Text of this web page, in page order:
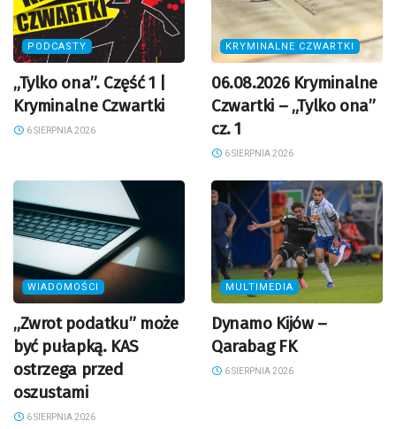
PODCASTY
„Tylko ona”. Część 1 |
Kryminalne Czwartki
6 SIERPNIA 2026
KRYMINALNE CZWARTKI
06.08.2026 Kryminalne
Czwartki – „Tylko ona”
cz. 1
6 SIERPNIA 2026
WIADOMOŚCI
„Zwrot podatku” może
być pułapką. KAS
ostrzega przed
oszustami
6 SIERPNIA 2026
MULTIMEDIA
Dynamo Kijów –
Qarabag FK
6 SIERPNIA 2026